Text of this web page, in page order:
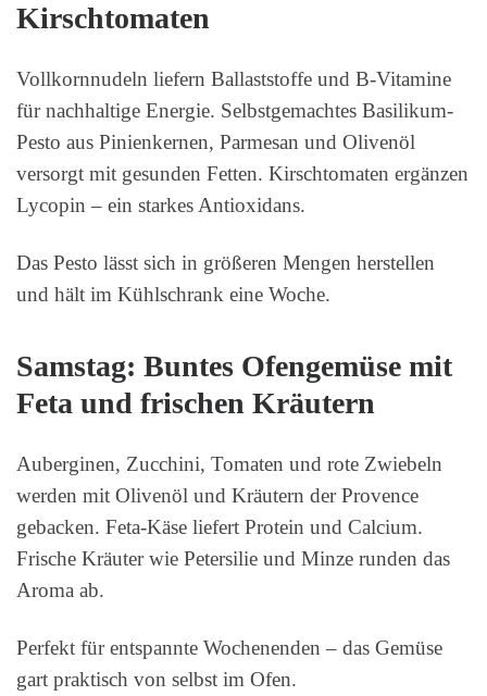
Kirschtomaten
Vollkornnudeln liefern Ballaststoffe und B-Vitamine
für nachhaltige Energie. Selbstgemachtes Basilikum-
Pesto aus Pinienkernen, Parmesan und Olivenöl
versorgt mit gesunden Fetten. Kirschtomaten ergänzen
Lycopin – ein starkes Antioxidans.
Das Pesto lässt sich in größeren Mengen herstellen
und hält im Kühlschrank eine Woche.
Samstag: Buntes Ofengemüse mit
Feta und frischen Kräutern
Auberginen, Zucchini, Tomaten und rote Zwiebeln
werden mit Olivenöl und Kräutern der Provence
gebacken. Feta-Käse liefert Protein und Calcium.
Frische Kräuter wie Petersilie und Minze runden das
Aroma ab.
Perfekt für entspannte Wochenenden – das Gemüse
gart praktisch von selbst im Ofen.